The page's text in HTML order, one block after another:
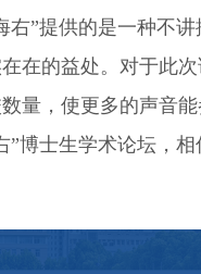
右”提供的是一种不
在的益处。对于此
量，使更多的声音
”博士生学术论坛，